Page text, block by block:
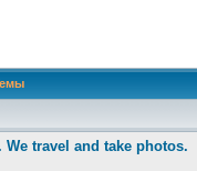
поиск
travel and take photos.